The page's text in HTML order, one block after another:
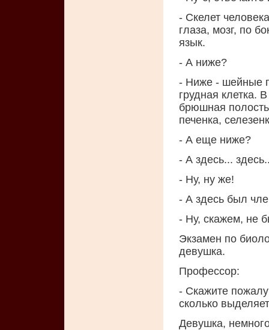
- Скелет
глаза, мозг, по
язык.
- А ниже?
- Ниже - шейные
грудная клетка.
брюшная
печенка,
- А еще ниже?
- А здесь...
- Ну, ну же!
- А здесь был
- Ну, скажем, не
Экзамен по
девушка.
Профессор:
- Скажите
сколько
Девушка,